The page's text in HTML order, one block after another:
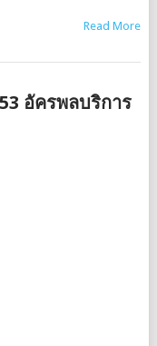
Read More
อัครพลบริการ